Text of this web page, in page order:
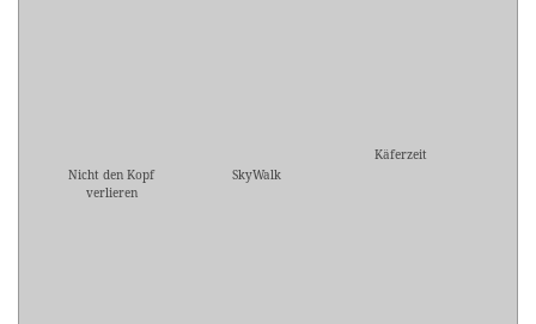
Nicht den Kopf
verlieren
SkyWalk
Käferzeit